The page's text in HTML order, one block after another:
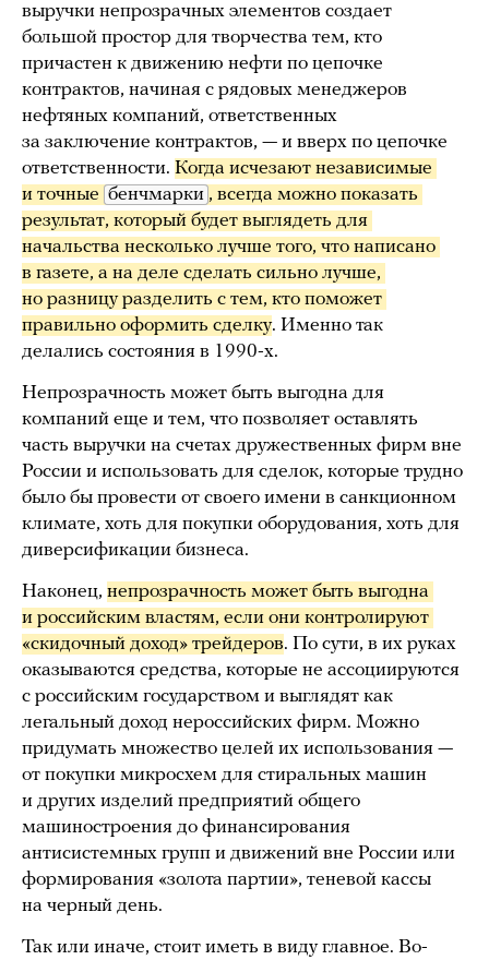
выручки непрозрачных элементов создает
большой простор для творчества тем, кто
причастен к движению нефти по цепочке
контрактов, начиная с рядовых менеджеров
нефтяных компаний, ответственных
за заключение контрактов, — и вверх по цепочке
ответственности. Когда исчезают независимые
и точные бенчмарки , всегда можно показать
результат, который будет выглядеть для
начальства несколько лучше того, что написано
в газете, а на деле сделать сильно лучше,
но разницу разделить с тем, кто поможет
правильно оформить сделку. Именно так
делались состояния в 1990-х.
Непрозрачность может быть выгодна для
компаний еще и тем, что позволяет оставлять
часть выручки на счетах дружественных фирм вне
России и использовать для сделок, которые трудно
было бы провести от своего имени в санкционном
климате, хоть для покупки оборудования, хоть для
диверсификации бизнеса.
Наконец, непрозрачность может быть выгодна
и российским властям, если они контролируют
«скидочный доход» трейдеров. По сути, в их руках
оказываются средства, которые не ассоциируются
с российским государством и выглядят как
легальный доход нероссийских фирм. Можно
придумать множество целей их использования —
от покупки микросхем для стиральных машин
и других изделий предприятий общего
машиностроения до финансирования
антисистемных групп и движений вне России или
формирования «золота партии», теневой кассы
на черный день.
Так или иначе, стоит иметь в виду главное. Во-